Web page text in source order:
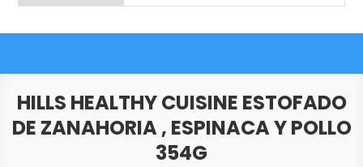
HILLS HEALTHY CUISINE ESTOFADO
DE ZANAHORIA , ESPINACA Y POLLO
354G